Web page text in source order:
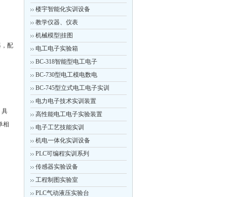
配
具
相
楼宇智能化实训设备
教学仪器、仪表
机械模型|挂图
电工电子实验箱
BC-318智能型电工电子
BC-730型电工模电数电
BC-745型立式电工电子实训
电力电子技术实训装置
高性能电工电子实验装置
电子工艺技能实训
机电一体化实训设备
PLC可编程实训系列
传感器实验设备
工程制图实验室
PLC气动液压实验台